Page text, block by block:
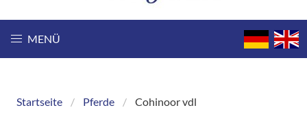
MENÜ
Breadcrumb
Startseite Pferde Cohinoor vdl